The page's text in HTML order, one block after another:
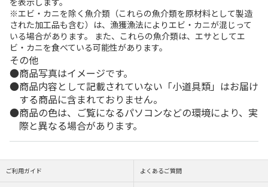
※エビ・カニを除く魚介類（これらの魚介類を原材料として製造
された加工品も含む）は、漁獲漁法によりエビ・カニが混じって
いる場合があります。 また、これらの魚介類は、エサとしてエ
ビ・カニを食べている可能性があります。
その他
商品写真はイメージです。
商品内容として記載されていない「小道具類」はお届け
する商品に含まれておりません。
商品の色は、ご覧になるパソコンなどの環境により、実
際と異なる場合があります。
ご利用ガイド よくあるご質問